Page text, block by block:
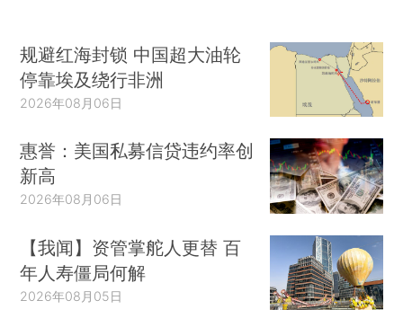
规避红海封锁 中国超大油轮
停靠埃及绕行非洲
2026年08月06日
惠誉：美国私募信贷违约率创
新高
2026年08月06日
【我闻】资管掌舵人更替 百
年人寿僵局何解
2026年08月05日